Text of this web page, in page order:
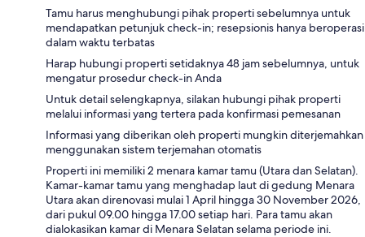
Tamu harus menghubungi pihak properti sebelumnya untuk
mendapatkan petunjuk check-in; resepsionis hanya beroperasi
dalam waktu terbatas
Harap hubungi properti setidaknya 48 jam sebelumnya, untuk
mengatur prosedur check-in Anda
Untuk detail selengkapnya, silakan hubungi pihak properti
melalui informasi yang tertera pada konfirmasi pemesanan
Informasi yang diberikan oleh properti mungkin diterjemahkan
menggunakan sistem terjemahan otomatis
Properti ini memiliki 2 menara kamar tamu (Utara dan Selatan).
Kamar-kamar tamu yang menghadap laut di gedung Menara
Utara akan direnovasi mulai 1 April hingga 30 November 2026,
dari pukul 09.00 hingga 17.00 setiap hari. Para tamu akan
dialokasikan kamar di Menara Selatan selama periode ini.